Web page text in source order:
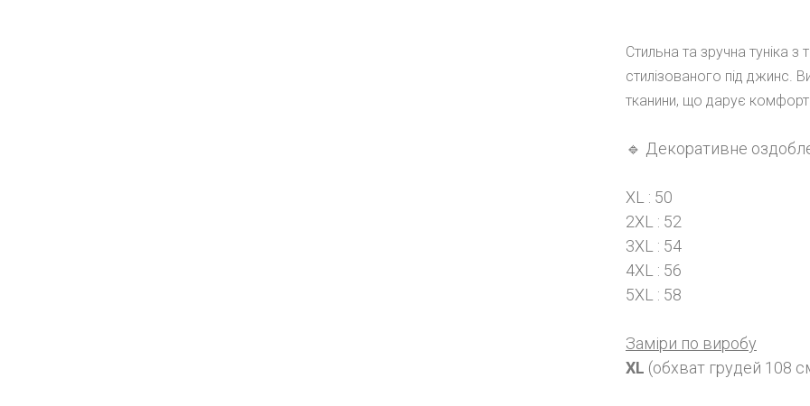
Стильна та зручна туніка
стилізованого під джинс.
тканини, що дарує комфорт
🔹 Декоративне
XL : 50
2XL : 52
3XL : 54
4XL : 56
5XL : 58
Заміри по виробу
XL (обхват грудей 108